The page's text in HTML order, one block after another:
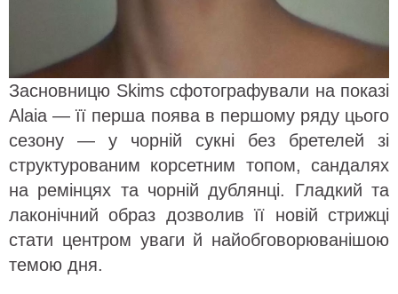
Засновницю Skims сфотографували на показі
Alaia — її перша поява в першому ряду цього
сезону — у чорній сукні без бретелей зі
структурованим корсетним топом, сандалях
на ремінцях та чорній дублянці. Гладкий та
лаконічний образ дозволив її новій стрижці
стати центром уваги й найобговорюванішою
темою дня.